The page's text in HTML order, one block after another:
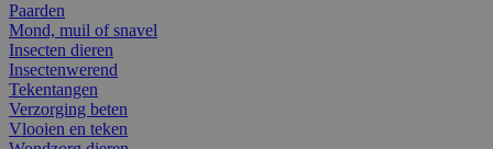
Paarden
Mond, muil of snavel
Insecten dieren
Insectenwerend
Tekentangen
Verzorging beten
Vlooien en teken